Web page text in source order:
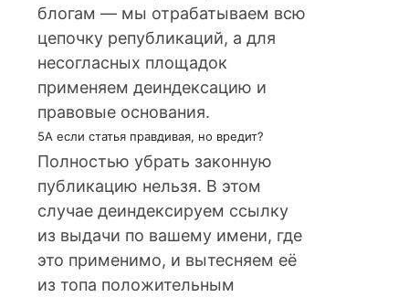
блогам — мы отрабатываем всю
цепочку републикаций, а для
несогласных площадок
применяем деиндексацию и
правовые основания.
5А если статья правдивая, но вредит?
Полностью убрать законную
публикацию нельзя. В этом
случае деиндексируем ссылку
из выдачи по вашему имени, где
это применимо, и вытесняем её
из топа положительным